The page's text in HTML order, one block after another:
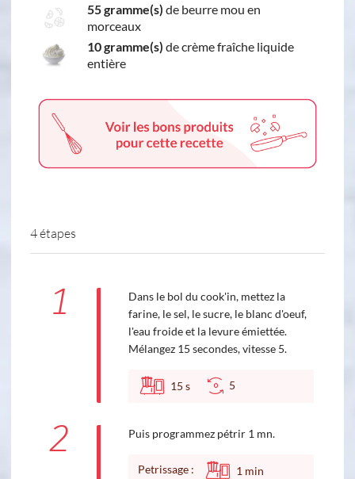
55 gramme(s) de beurre mou en
morceaux
10 gramme(s) de crème fraîche liquide
entière
4 étapes
1
Dans le bol du cook'in, mettez la
farine, le sel, le sucre, le blanc d'oeuf,
l'eau froide et la levure émiettée.
Mélangez 15 secondes, vitesse 5.
15 s 5
2 Puis programmez pétrir 1 mn.
Petrissage : 1 min